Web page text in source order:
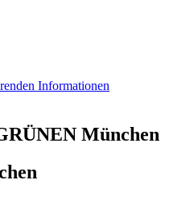
Informationen
München